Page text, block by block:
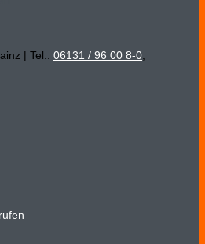
| Tel.: 06131 / 96 00 8-0